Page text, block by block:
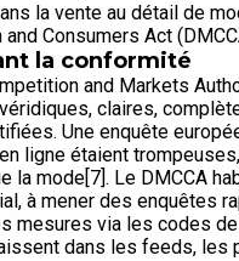
la vente au détail de
Consumers Act
la conformité
and Markets
claires,
Une enquête
ligne étaient
mode[7]. Le DMCCA
à mener des enquêtes
mesures via les codes
dans les feeds, les